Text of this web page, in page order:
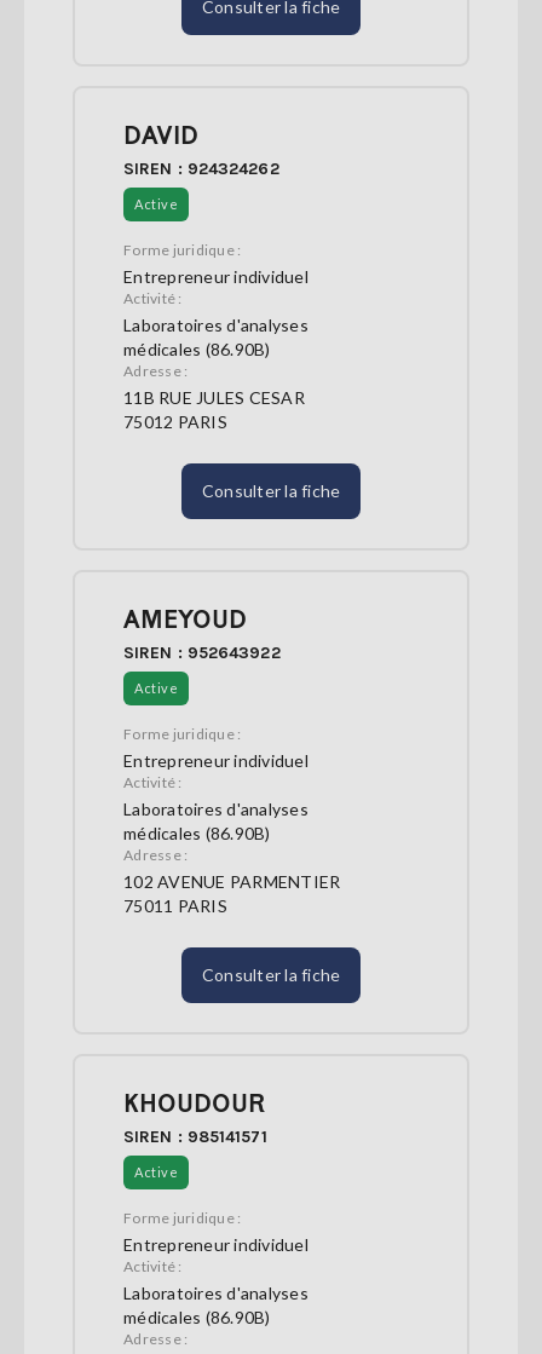
Consulter la fiche
DAVID
SIREN : 924324262
Active
Forme juridique :
Entrepreneur individuel
Activité :
Laboratoires d'analyses
médicales (86.90B)
Adresse :
11B RUE JULES CESAR
75012 PARIS
Consulter la fiche
AMEYOUD
SIREN : 952643922
Active
Forme juridique :
Entrepreneur individuel
Activité :
Laboratoires d'analyses
médicales (86.90B)
Adresse :
102 AVENUE PARMENTIER
75011 PARIS
Consulter la fiche
KHOUDOUR
SIREN : 985141571
Active
Forme juridique :
Entrepreneur individuel
Activité :
Laboratoires d'analyses
médicales (86.90B)
Adresse :